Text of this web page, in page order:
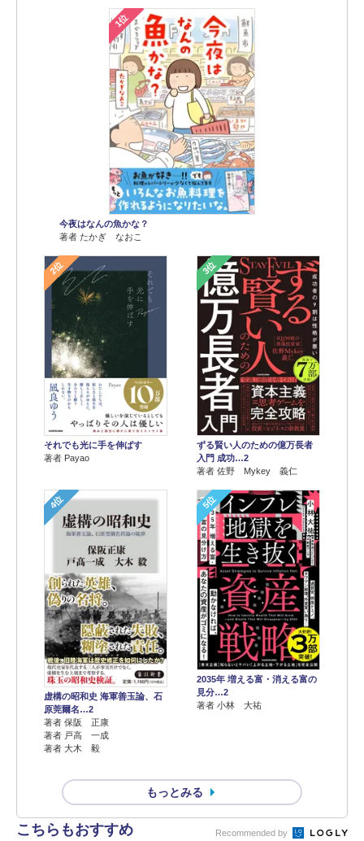
1位
今夜はなんの魚かな？
著者 たかぎ なおこ
2位
それでも光に手を伸ばす
著者 Payao
3位
ずる賢い人のための億万長者
入門 成功…2
著者 佐野 Mykey 義仁
4位
虚構の昭和史 海軍善玉論、石
原莞爾名…2
著者 保阪 正康
著者 戸高 一成
著者 大木 毅
5位
2035年 増える富・消える富の
見分…2
著者 小林 大祐
もっとみる
こちらもおすすめ Recommended by